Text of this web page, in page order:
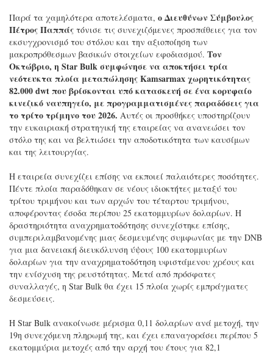
Παρά τα χαμηλότερα αποτελέσματα, ο Διευθύνων Σύμβουλος
Πέτρος Παππάς τόνισε τις συνεχιζόμενες προσπάθειες για τον
εκσυγχρονισμό του στόλου και την αξιοποίηση των
μακροπρόθεσμων βασικών στοιχείων εφοδιασμού. Τον
Οκτώβριο, η Star Bulk συμφώνησε να αποκτήσει τρία
νεότευκτα πλοία μεταπώλησης Kamsarmax χωρητικότητας
82.000 dwt που βρίσκονται υπό κατασκευή σε ένα κορυφαίο
κινεζικό ναυπηγείο, με προγραμματισμένες παραδόσεις για
το τρίτο τρίμηνο του 2026. Αυτές οι προσθήκες υποστηρίζουν
την ευκαιριακή στρατηγική της εταιρείας να ανανεώσει τον
στόλο της και να βελτιώσει την αποδοτικότητα των καυσίμων
και της λειτουργίας.
Η εταιρεία συνεχίζει επίσης να εκποιεί παλαιότερες ποσότητες.
Πέντε πλοία παραδόθηκαν σε νέους ιδιοκτήτες μεταξύ του
τρίτου τριμήνου και των αρχών του τέταρτου τριμήνου,
αποφέροντας έσοδα περίπου 25 εκατομμυρίων δολαρίων. Η
δραστηριότητα αναχρηματοδότησης συνεχίστηκε επίσης,
συμπεριλαμβανομένης μιας δεσμευμένης συμφωνίας με την DNB
για μια δανειακή διευκόλυνση ύψους 100 εκατομμυρίων
δολαρίων για την αναχρηματοδότηση υφιστάμενου χρέους και
την ενίσχυση της ρευστότητας. Μετά από πρόσφατες
συναλλαγές, η Star Bulk θα έχει 15 πλοία χωρίς εμπράγματες
δεσμεύσεις.
Η Star Bulk ανακοίνωσε μέρισμα 0,11 δολαρίων ανά μετοχή, την
19η συνεχόμενη πληρωμή της, και έχει επαναγοράσει περίπου 5
εκατομμύρια μετοχές από την αρχή του έτους για 82,1